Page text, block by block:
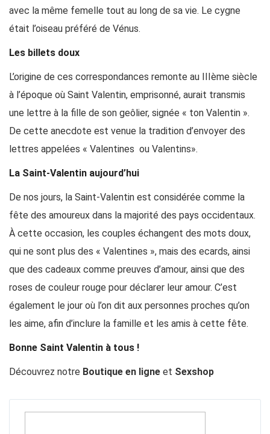
avec la même femelle tout au long de sa vie. Le cygne
était l’oiseau préféré de Vénus.
Les billets doux
L’origine de ces correspondances remonte au IIIème siècle
à l’époque où Saint Valentin, emprisonné, aurait transmis
une lettre à la fille de son geôlier, signée « ton Valentin ».
De cette anecdote est venue la tradition d’envoyer des
lettres appelées « Valentines ou Valentins».
La Saint-Valentin aujourd’hui
De nos jours, la Saint-Valentin est considérée comme la
fête des amoureux dans la majorité des pays occidentaux.
À cette occasion, les couples échangent des mots doux,
qui ne sont plus des « Valentines », mais des ecards, ainsi
que des cadeaux comme preuves d’amour, ainsi que des
roses de couleur rouge pour déclarer leur amour. C’est
également le jour où l’on dit aux personnes proches qu’on
les aime, afin d’inclure la famille et les amis à cette fête.
Bonne Saint Valentin à tous !
Découvrez notre Boutique en ligne et Sexshop